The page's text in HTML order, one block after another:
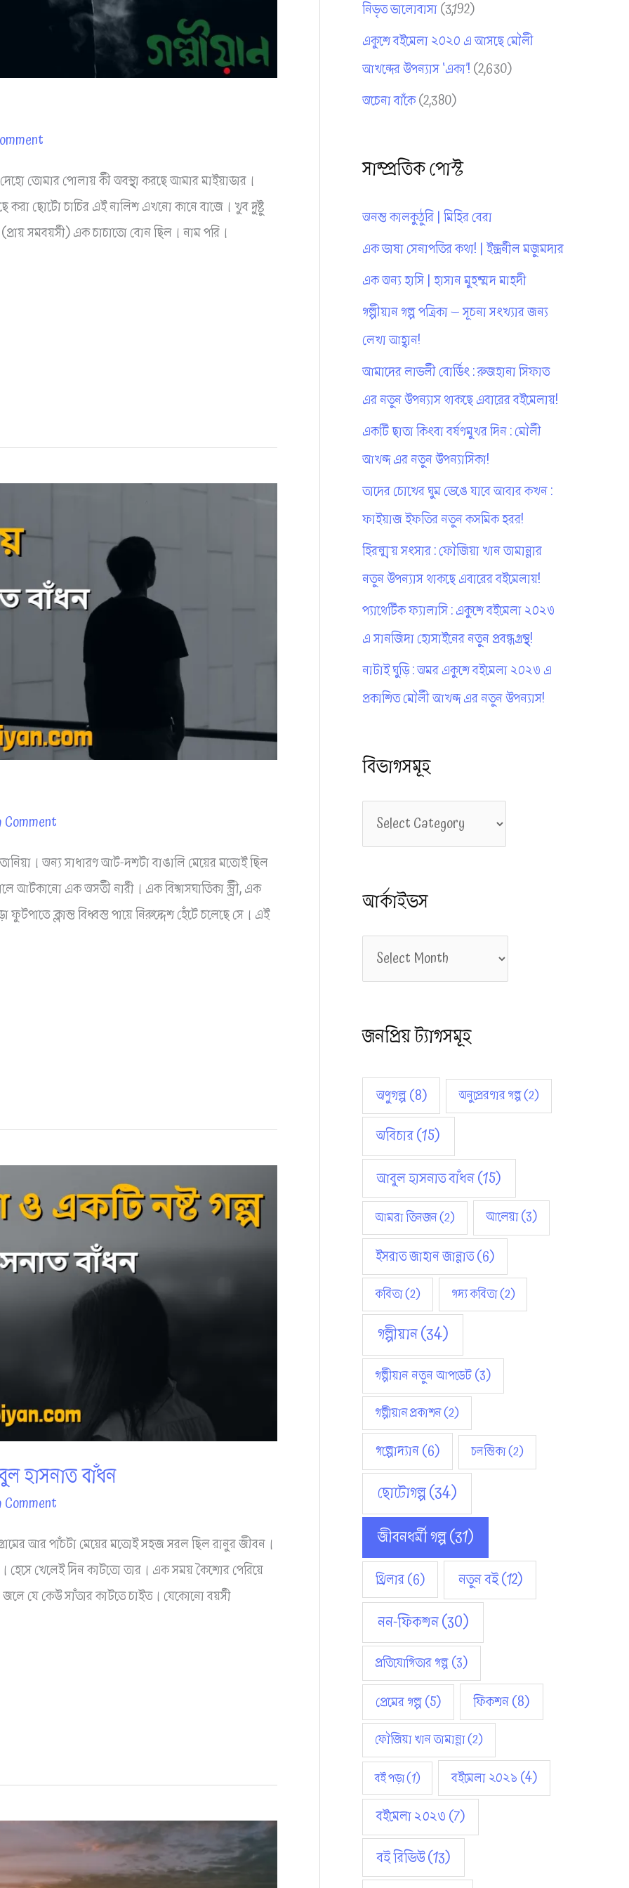
তোমার পোলায় কী অবস্থা করছে আমার মাইয়াডার।
করা ছোটো চাচির এই নালিশ এখনো কানে বাজে। খুব দুষ্টু
সমবয়সী) এক চাচাতো বোন ছিল। নাম পরি।
Comment
অন্য সাধারণ আট-দশটা বাঙালি মেয়ের মতোই ছিল
আটকানো এক অসতী নারী। এক বিশ্বাসঘাতিকা স্ত্রী, এক
ক্লান্ত বিধ্বস্ত পায়ে নিরুদ্দেশ হেঁটে চলেছে সে। এই
হাসনাত বাঁধন
Comment
আর পাঁচটা মেয়ের মতোই সহজ সরল ছিল রানুর জীবন।
হেসে খেলেই দিন কাটতো তার। এক সময় কৈশোর পেরিয়ে
যে কেউ সাঁতার কাটতে চাইত। যেকোনো বয়সী
নিভৃত ভালোবাসা(3,192)
একুশে বইমেলা ২০২০ এ আসছে মৌলী
আখন্দের উপন্যাস ‘একা’!(2,630)
অচেনা বাঁকে(2,380)
সাম্প্রতিক পোস্ট
অনন্ত কালকুঠুরি | মিহির বেরা
এক ভাষা সেনাপতির কথা! | ইন্দ্রনীল মজুমদার
এক অন্য হাসি | হাসান মুহম্মদ মাহদী
গল্পীয়ান গল্প পত্রিকা — সূচনা সংখ্যার জন্য
লেখা আহ্বান!
আমাদের লাভলী বোর্ডিং : রুজহানা সিফাত
এর নতুন উপন্যাস থাকছে এবারের বইমেলায়!
একটি ছাতা কিংবা বর্ষণমুখর দিন : মৌলী
আখন্দ এর নতুন উপন্যাসিকা!
তাদের চোখের ঘুম ভেঙে যাবে আবার কখন :
ফাইয়াজ ইফতির নতুন কসমিক হরর!
হিরন্ময় সংসার : ফৌজিয়া খান তামান্নার
নতুন উপন্যাস থাকছে এবারের বইমেলায়!
প্যাথেটিক ফ্যালাসি : একুশে বইমেলা ২০২৩
এ সানজিদা হোসাইনের নতুন প্রবন্ধগ্রন্থ!
নাটাই ঘুড়ি : অমর একুশে বইমেলা ২০২৩ এ
প্রকাশিত মৌলী আখন্দ এর নতুন উপন্যাস!
বিভাগসমূহ
ভা
স
আর্কাইভস
র্কা
ভ
জনপ্রিয় ট্যাগসমূহ
অণুগল্প(8) অনুপ্রেরণার গল্প(2)
অবিচার(15)
আবুল হাসনাত বাঁধন(15)
আমরা তিনজন(2) আলেয়া(3)
ইসরাত জাহান জান্নাত(6)
কবিতা(2) গদ্য কবিতা(2)
গল্পীয়ান(34)
গল্পীয়ান নতুন আপডেট(3)
গল্পীয়ান প্রকাশন(2)
গল্পোদ্যান(6) চলন্তিকা(2)
ছোটোগল্প(34)
জীবনধর্মী গল্প(31)
থ্রিলার(6) নতুন বই(12)
নন-ফিকশন(30)
প্রতিযোগিতার গল্প(3)
প্রেমের গল্প(5) ফিকশন(8)
ফৌজিয়া খান তামান্না(2)
বই পড়া(1) বইমেলা ২০২১(4)
বইমেলা ২০২৩(7)
বই রিভিউ(13)